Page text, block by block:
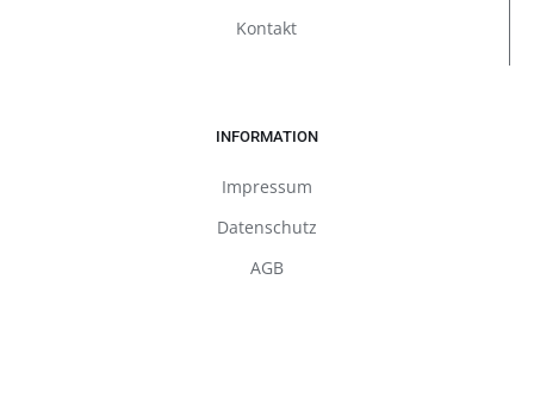
Kontakt
INFORMATION
Impressum
Datenschutz
AGB